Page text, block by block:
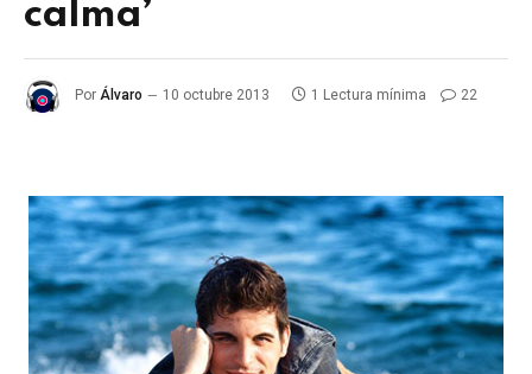
calma’
Por Álvaro 10 octubre 2013 1 Lectura mínima 22